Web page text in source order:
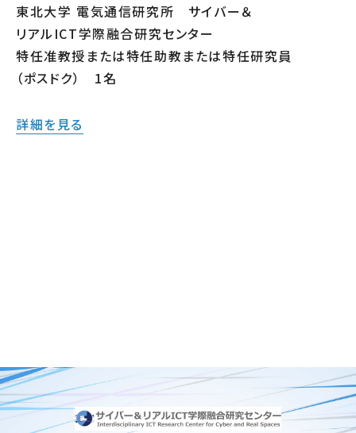
東北大学 電気通信研究所 サイバー＆
リアルICT学際融合研究センター
特任准教授または特任助教または特任研究員
（ポスドク） 1名
詳細を見る